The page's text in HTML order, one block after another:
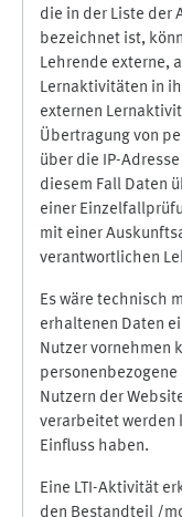
die in der Liste der
bezeichnet ist,
Lehrende externe,
Lernaktivitäten in
externen
Übertragung von
über die IP-
diesem Fall Daten
einer
mit einer
verantwortlichen
Es wäre technisch
erhaltenen Daten
Nutzer vornehmen
Nutzern der
verarbeitet werden
Einfluss haben.
Eine LTI-Aktivität
den Bestandteil /